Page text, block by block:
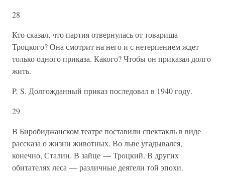
28
Кто сказал, что партия отвернулась от товарища
Троцкого? Она смотрит на него и с нетерпением ждет
только одного приказа. Какого? Чтобы он приказал долго
жить.
P. S. Долгожданный приказ последовал в 1940 году.
29
В Биробиджанском театре поставили спектакль в виде
рассказа о жизни животных. Во льве угадывался,
конечно, Сталин. В зайце — Троцкий. В других
обитателях леса — различные деятели той эпохи.